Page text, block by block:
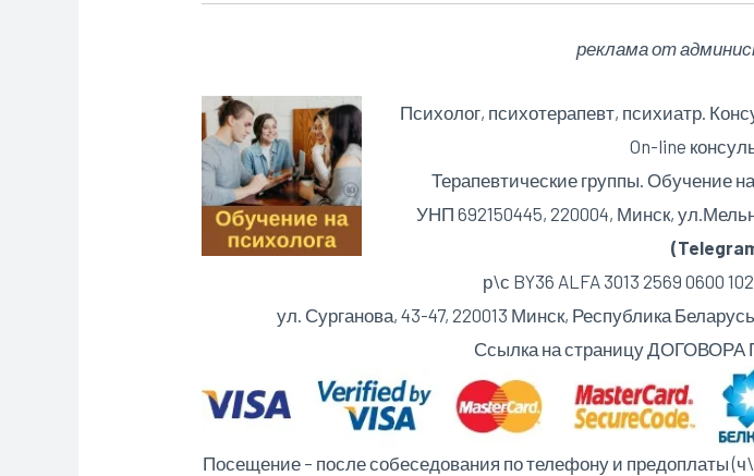
реклама от
Психолог, психотерапевт, психиатр.
On-line
Терапевтические группы. Обучение
УНП 692150445, 220004, Минск,
р\с BY36 ALFA 3013 2569 0600
ул. Сурганова, 43-47, 220013 Минск, Республика
Ссылка на страницу
Посещение – после собеседования по телефону и предоплаты